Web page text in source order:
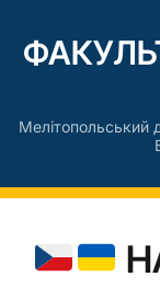
Мелітопольський